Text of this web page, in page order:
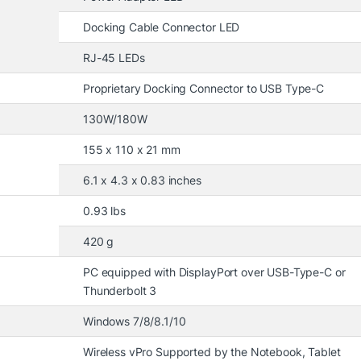
nhật tròn, đặ
là 6.1 x 4.3 x 0.83 inches, chiếm một chút không gian
của mình.
Docking Cable Connector LED
RJ-45 LEDs
Proprietary Docking Connector to USB Type-C
130W/180W
155 x 110 x 21 mm
6.1 x 4.3 x 0.83 inches
0.93 lbs
420 g
PC equipped with DisplayPort over USB-Type-C or
Thunderbolt 3
Windows 7/8/8.1/10
Wireless vPro Supported by the Notebook, Tablet